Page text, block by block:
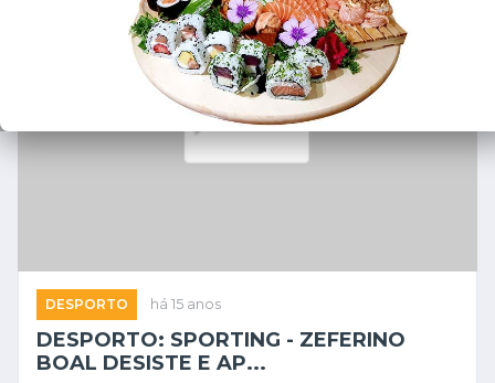
DESPORTO há 15 anos
DESPORTO: SPORTING - ZEFERINO
BOAL DESISTE E AP...